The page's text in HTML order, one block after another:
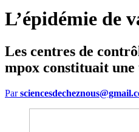
L’épidémie de
Les centres de
mpox constituait une
Par